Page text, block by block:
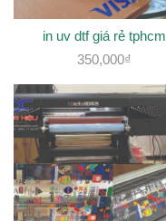
in uv dtf giá rẻ tphcm
350,000₫